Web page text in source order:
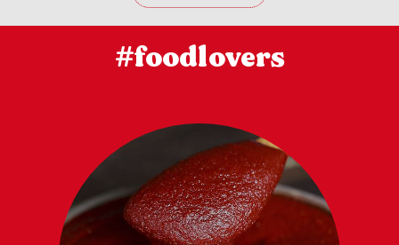
#foodlovers